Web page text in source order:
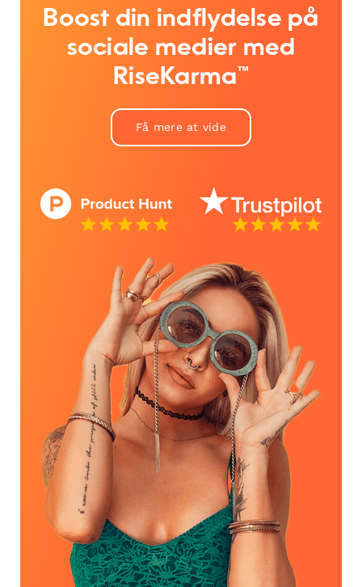
Boost din indflydelse på
sociale medier med
RiseKarma™
Få mere at vide